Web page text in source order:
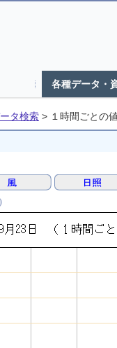
各種データ・
タ検索 > １時間ごとの